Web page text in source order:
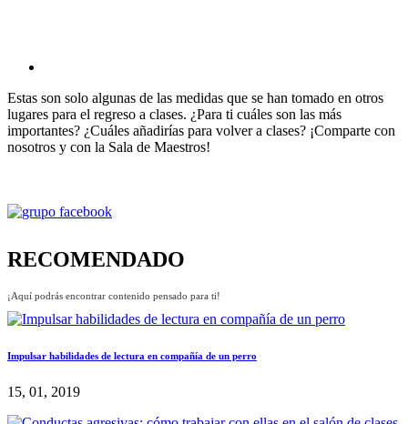
Estas son solo algunas de las medidas que se han tomado en otros
lugares para el regreso a clases. ¿Para ti cuáles son las más
importantes? ¿Cuáles añadirías para volver a clases? ¡Comparte con
nosotros y con la Sala de Maestros!
RECOMENDADO
¡Aquí podrás encontrar contenido pensado para ti!
Impulsar habilidades de lectura en compañía de un perro
15, 01, 2019